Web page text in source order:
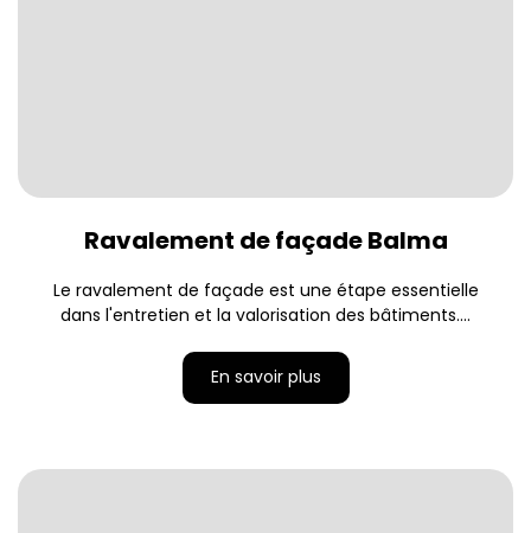
Ravalement de façade Balma
Le ravalement de façade est une étape essentielle
dans l'entretien et la valorisation des bâtiments....
En savoir plus